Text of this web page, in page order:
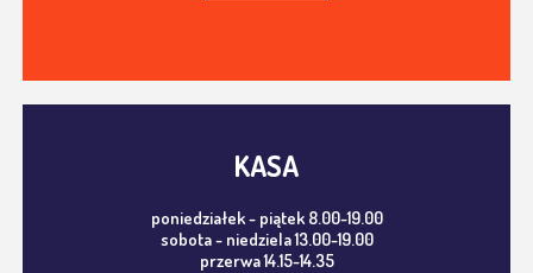
KASA
poniedziałek - piątek 8.00-19.00
sobota - niedziela 13.00-19.00
przerwa 14.15-14.35